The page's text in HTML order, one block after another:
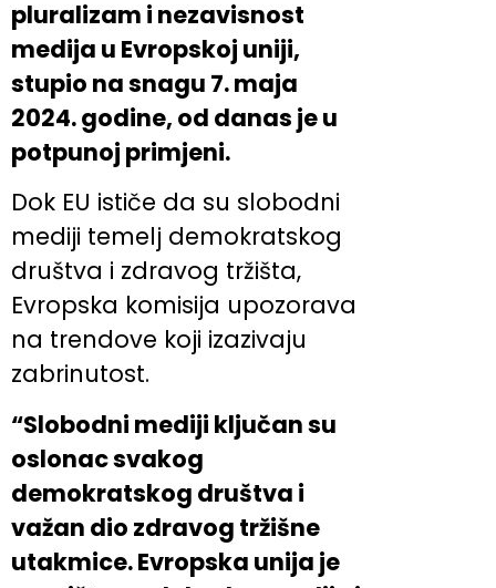
pluralizam i nezavisnost
medija u Evropskoj uniji,
stupio na snagu 7. maja
2024. godine, od danas je u
potpunoj primjeni.
Dok EU ističe da su slobodni
mediji temelj demokratskog
društva i zdravog tržišta,
Evropska komisija upozorava
na trendove koji izazivaju
zabrinutost.
“Slobodni mediji ključan su
oslonac svakog
demokratskog društva i
važan dio zdravog tržišne
utakmice. Evropska unija je